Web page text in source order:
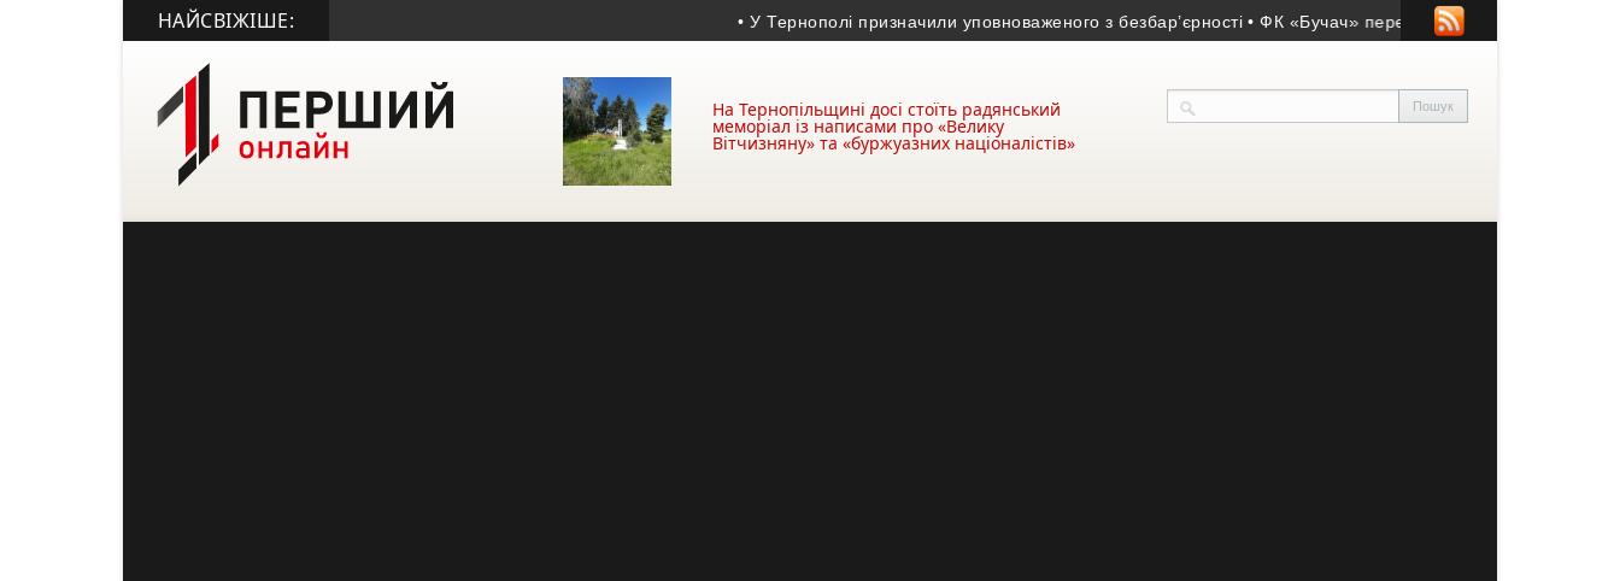
НАЙСВІЖІШЕ: • У Тернополі призначили уповноваженого з безбар’єрності • ФК «Бучач» переміг у матчі пам’яті
На Тернопільщині досі стоїть радянський
меморіал із написами про «Велику
Вітчизняну» та «буржуазних націоналістів»